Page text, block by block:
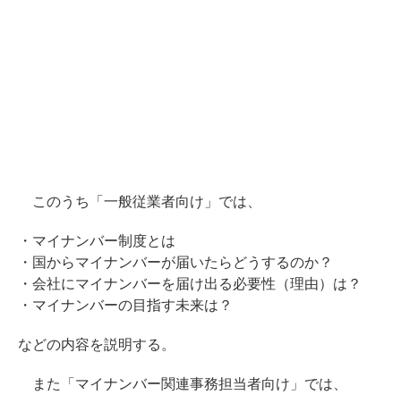
このうち「一般従業者向け」では、
・マイナンバー制度とは
・国からマイナンバーが届いたらどうするのか？
・会社にマイナンバーを届け出る必要性（理由）は？
・マイナンバーの目指す未来は？
などの内容を説明する。
また「マイナンバー関連事務担当者向け」では、